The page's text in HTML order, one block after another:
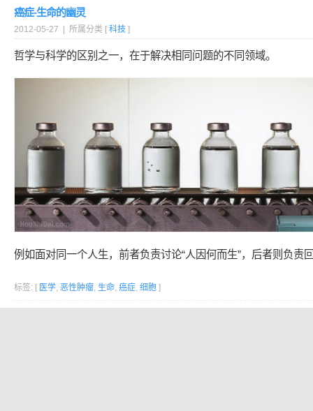
癌症-生命的幽灵
2012-05-27 | 所属分类 [ 科技 ]
哲学与科学的区别之一，在于解决相同问题的不同领域。
例如面对同一个人生，前者负责讨论“人因何而生”，后者则负责
标签: [ 医学, 恶性肿瘤, 生命, 癌症, 细胞 ]